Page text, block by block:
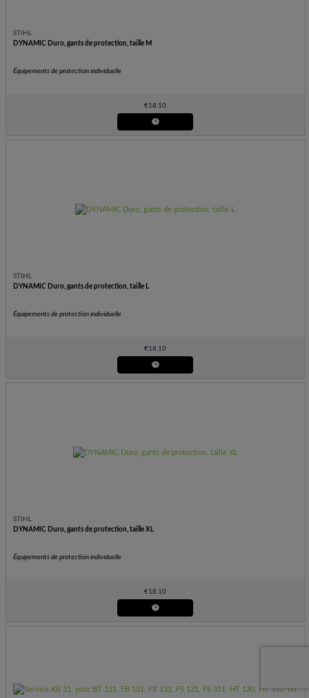
STIHL
DYNAMIC Duro, gants de protection, taille M
Équipements de protection individuelle
€18.10
STIHL
DYNAMIC Duro, gants de protection, taille L
Équipements de protection individuelle
€18.10
STIHL
DYNAMIC Duro, gants de protection, taille XL
Équipements de protection individuelle
€18.10